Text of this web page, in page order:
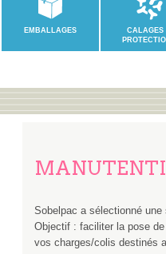
EMBALLAGES
CALAGES
Sobelpac a sélectionné une
Objectif : faciliter la pose
vos charges/colis destinés